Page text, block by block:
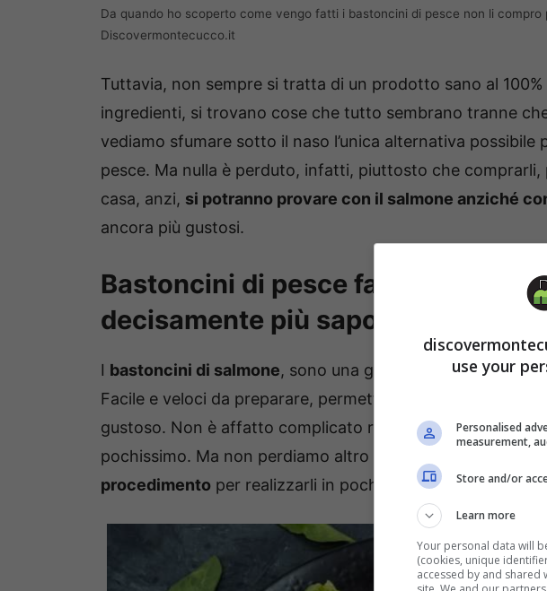
Da quando ho scoperto come vengo fatti i bastoncini di pesce non li compro
Discovermontecucco.it
Tuttavia, non sempre si tratta di un prodotto sano al
ingredienti, si trovano cose che tutto sembrano tranne
vediamo sfumare sotto il naso l’unica alternativa possibile
pesce. Ma nulla è perduto, infatti, piuttosto che
casa, anzi, si potranno provare con il salmone anziché
ancora più gustosi.
Bastoncini di pesce fatti in casa,
decisamente più saporiti
I bastoncini di salmone, sono una gustosa variante dei
Facile e veloci da preparare, permettono di portare in
gustoso. Non è affatto complicato replicare la ricetta,
pochissimo. Ma non perdiamo altro tempo e scopriamo
procedimento per realizzarli in poche mosse.
use your
Personalised
measurement,
Store and/or
Learn more
Your personal data will
(cookies, unique
accessed by and shared